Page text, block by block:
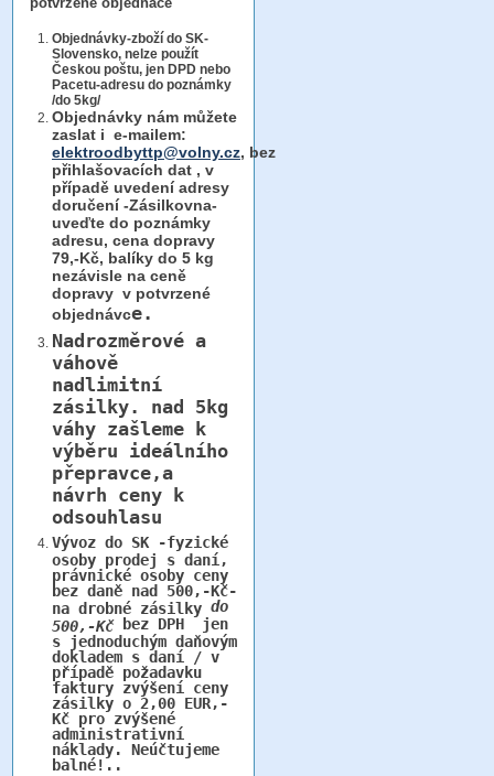
Objednávky-zboží do SK-
Slovensko, nelze použít
Českou poštu, jen DPD nebo
Pacetu-adresu do poznámky
/do 5kg/
Objednávky nám můžete
zaslat i e-mailem:
elektroodbyttp@volny.cz, bez
přihlašovacích dat , v
případě uvedení adresy
doručení -Zásilkovna-
uveďte do poznámky
adresu, cena dopravy
79,-Kč, balíky do 5 kg
nezávisle na ceně
dopravy v potvrzené
objednávce.
Nadrozměrové a
váhově
nadlimitní
zásilky. nad 5kg
váhy zašleme k
výběru ideálního
přepravce,a
návrh ceny k
odsouhlasu
Vývoz do SK -fyzické
osoby prodej s daní,
právnické osoby ceny
bez daně nad 500,-Kč-
na drobné zásilky do
500,-Kčbez DPH jen
s jednoduchým daňovým
dokladem s daní / v
případě požadavku
faktury zvýšení ceny
zásilky o 2,00 EUR,-
Kč pro zvýšené
administrativní
náklady. Neúčtujeme
balné!..